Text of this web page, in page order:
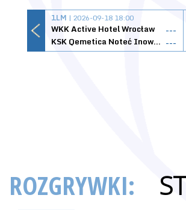
1LM | 2026-09-18 18:00
WKK Active Hotel Wrocław
---
KSK Qemetica Noteć Inowrocław ---
ROZGRYWKI: